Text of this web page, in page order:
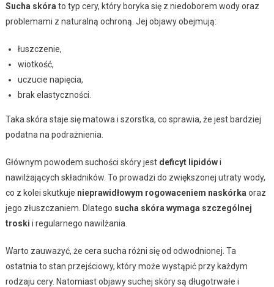
Sucha skóra to typ cery, który boryka się z niedoborem wody oraz
problemami z naturalną ochroną. Jej objawy obejmują:
łuszczenie,
wiotkość,
uczucie napięcia,
brak elastyczności.
Taka skóra staje się matowa i szorstka, co sprawia, że jest bardziej
podatna na podrażnienia.
Głównym powodem suchości skóry jest deficyt lipidówi
nawilżających składników. To prowadzi do zwiększonej utraty wody,
co z kolei skutkuje nieprawidłowym rogowaceniem naskórka oraz
jego złuszczaniem. Dlatego sucha skóra wymaga szczególnej
troski i regularnego nawilżania.
Warto zauważyć, że cera sucha różni się od odwodnionej. Ta
ostatnia to stan przejściowy, który może wystąpić przy każdym
rodzaju cery. Natomiast objawy suchej skóry są długotrwałe i